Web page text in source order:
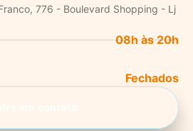
776 - Boulevard Shopping - Lj